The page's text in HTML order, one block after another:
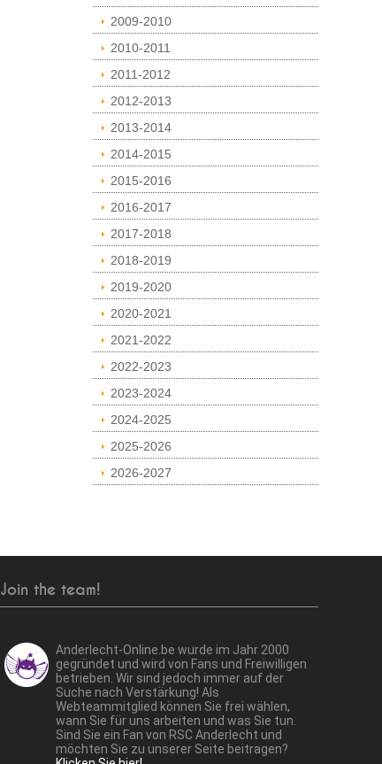
2009-2010
2010-2011
2011-2012
2012-2013
2013-2014
2014-2015
2015-2016
2016-2017
2017-2018
2018-2019
2019-2020
2020-2021
2021-2022
2022-2023
2023-2024
2024-2025
2025-2026
2026-2027
Join the team!
Anderlecht-Online.be wurde im Jahr 2000
gegründet und wird von Fans und Freiwilligen
betrieben. Wir sind jedoch immer auf der
Suche nach Verstärkung! Als
Webteammitglied können Sie frei wählen,
wann Sie für uns arbeiten und was Sie tun.
Sind Sie ein Fan von RSC Anderlecht und
möchten Sie zu unserer Seite beitragen?